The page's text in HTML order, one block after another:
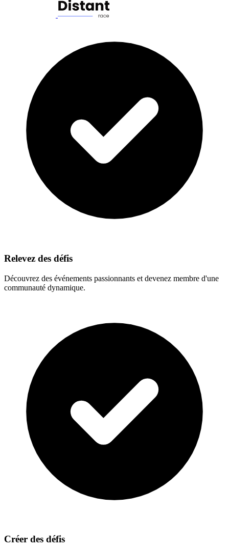
Relevez des défis
Découvrez des événements passionnants et devenez membre d'une
communauté dynamique.
Créer des défis